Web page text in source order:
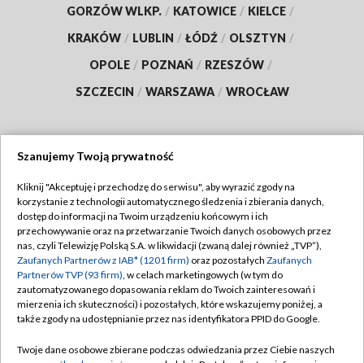
GORZÓW WLKP. / KATOWICE / KIELCE /
KRAKÓW / LUBLIN / ŁÓDŹ / OLSZTYN /
OPOLE / POZNAŃ / RZESZÓW /
SZCZECIN / WARSZAWA / WROCŁAW
TVP
Abonament TVP
Emisja w TVP
Centrum informacji TVP
Naziemna Telewizja Cyfrowa
Regulamin TVP
Polityka prywatności
Moje zgody
Pomoc
Szanujemy Twoją prywatność
Kliknij "Akceptuję i przechodzę do serwisu", aby wyrazić zgody na
korzystanie z technologii automatycznego śledzenia i zbierania danych,
dostęp do informacji na Twoim urządzeniu końcowym i ich
przechowywanie oraz na przetwarzanie Twoich danych osobowych przez
nas, czyli Telewizję Polską S.A. w likwidacji (zwaną dalej również „TVP”),
Zaufanych Partnerów z IAB* (1201 firm) oraz pozostałych Zaufanych
Partnerów TVP (93 firm), w celach marketingowych (w tym do
zautomatyzowanego dopasowania reklam do Twoich zainteresowań i
mierzenia ich skuteczności) i pozostałych, które wskazujemy poniżej, a
także zgody na udostępnianie przez nas identyfikatora PPID do Google.
Twoje dane osobowe zbierane podczas odwiedzania przez Ciebie naszych